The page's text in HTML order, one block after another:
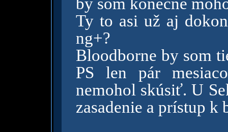
Ty to asi už aj
ng+?
Bloodborne by som
PS len pár
nemohol skúsiť. U
zasadenie a prístup k